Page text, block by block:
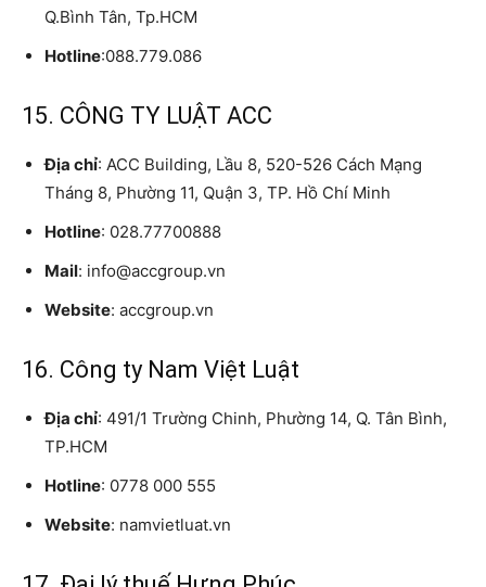
Q.Bình Tân, Tp.HCM
Hotline:088.779.086
15. CÔNG TY LUẬT ACC
Địa chỉ: ACC Building, Lầu 8, 520-526 Cách Mạng
Tháng 8, Phường 11, Quận 3, TP. Hồ Chí Minh
Hotline: 028.77700888
Mail: info@accgroup.vn
Website: accgroup.vn
16. Công ty Nam Việt Luật
Địa chỉ: 491/1 Trường Chinh, Phường 14, Q. Tân Bình,
TP.HCM
Hotline: 0778 000 555
Website: namvietluat.vn